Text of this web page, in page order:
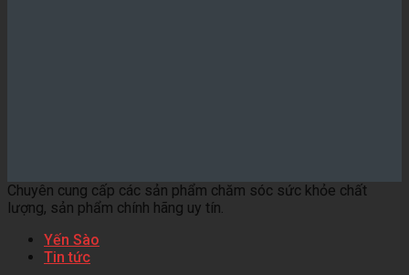
Chuyên cung cấp các sản phẩm chăm sóc sức khỏe chất
lượng, sản phẩm chính hãng uy tín.
Yến Sào
Tin tức